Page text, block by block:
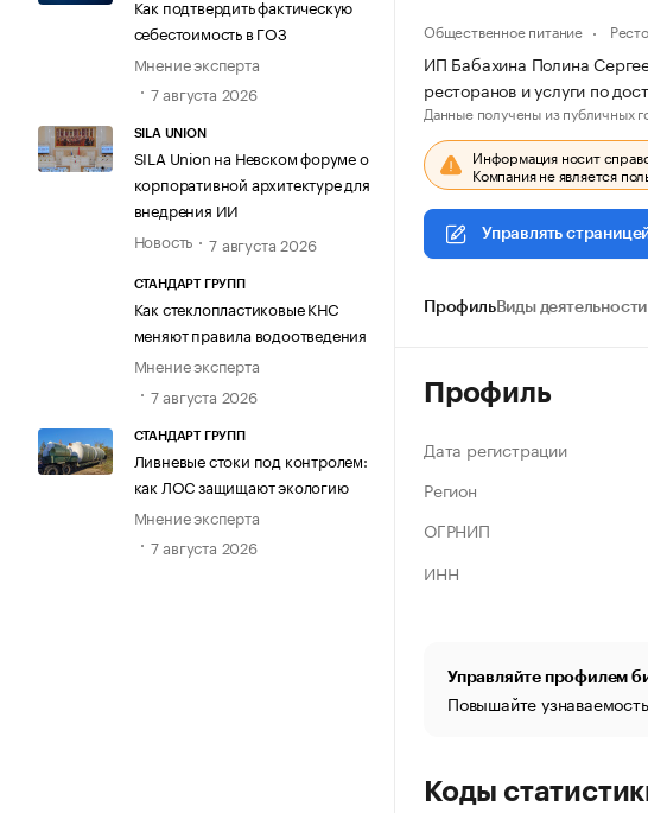
Как подтвердить фактическую
себестоимость в ГОЗ
Мнение эксперта
7 августа 2026
SILA UNION
SILA Union на Невском форуме о
корпоративной архитектуре для
внедрения ИИ
Новость
7 августа 2026
СТАНДАРТ ГРУПП
Как стеклопластиковые КНС
меняют правила водоотведения
Мнение эксперта
7 августа 2026
СТАНДАРТ ГРУПП
Ливневые стоки под контролем:
как ЛОС защищают экологию
Мнение эксперта
7 августа 2026
Общественное питание
ИП Бабахина Полина
ресторанов и услуги по
Данные получены из публичных
Информация носит
Компания не является
Управлять
ПрофильВиды деятельности
Профиль
Дата регистрации
Регион
ОГРНИП
ИНН
Управляйте профилем
Повышайте
Коды